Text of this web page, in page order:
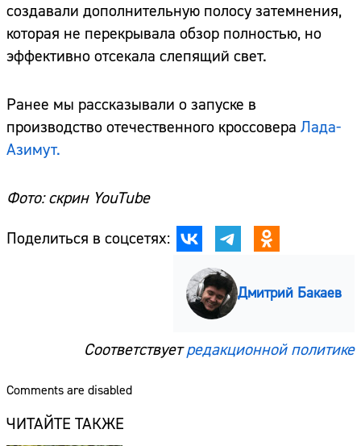
создавали дополнительную полосу затемнения,
которая не перекрывала обзор полностью, но
эффективно отсекала слепящий свет.
Ранее мы рассказывали о запуске в
производство отечественного кроссовера Лада-
Азимут.
Фото: скрин YouTube
Поделиться в соцсетях:
Дмитрий Бакаев
Соответствуетредакционной политике
Comments are disabled
ЧИТАЙТЕ ТАКЖЕ